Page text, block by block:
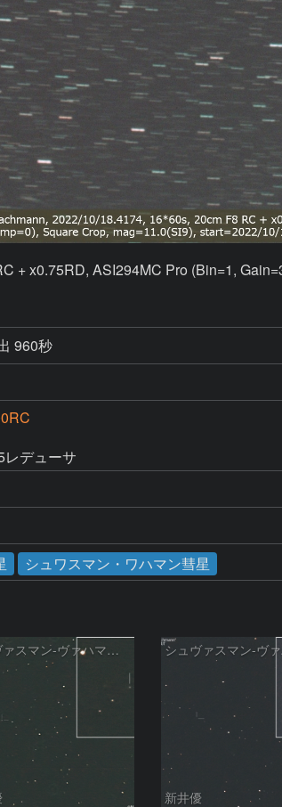
+ x0.75RD, ASI294MC Pro (Bin=1,
960秒
デューサ
シュワスマン・ワハマン彗星
シュヴァスマン-ヴァハマン彗星 ( 29P )：2026/05/29
新井優